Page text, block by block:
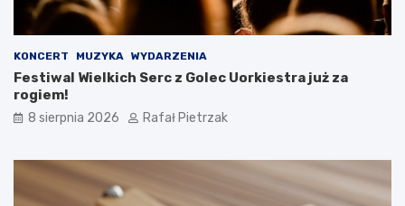
KONCERT MUZYKA WYDARZENIA
Festiwal Wielkich Serc z Golec Uorkiestra już za
rogiem!
8 sierpnia 2026 Rafał Pietrzak